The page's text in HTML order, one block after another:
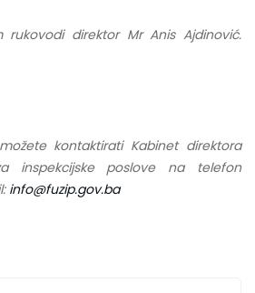
rukovodi direktor Mr Anis Ajdinović.
kontaktirati Kabinet direktora
inspekcijske poslove na telefon
info@fuzip.gov.ba